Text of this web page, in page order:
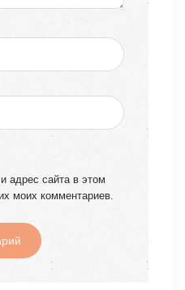
адрес сайта в этом
моих комментариев.